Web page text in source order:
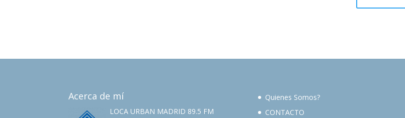
Acerca de mí
LOCA URBAN MADRID 89.5 FM
Quienes Somos?
CONTACTO